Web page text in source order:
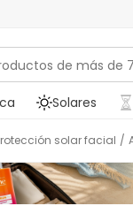
Solares
Protección solar facial /